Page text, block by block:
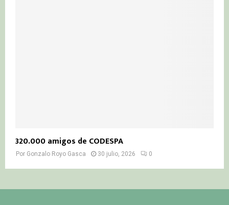
320.000 amigos de CODESPA
Por Gonzalo Royo Gasca 30 julio, 2026 0